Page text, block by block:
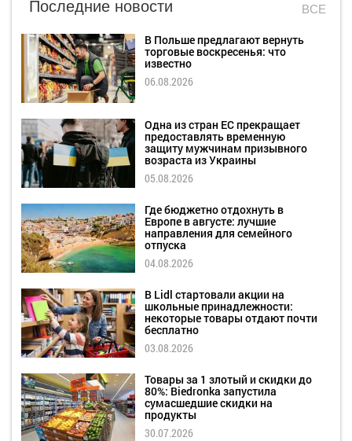
Последние новости ВСЕ
В Польше предлагают вернуть
торговые воскресенья: что
известно
06.08.2026
Одна из стран ЕС прекращает
предоставлять временную
защиту мужчинам призывного
возраста из Украины
05.08.2026
Где бюджетно отдохнуть в
Европе в августе: лучшие
направления для семейного
отпуска
04.08.2026
В Lidl стартовали акции на
школьные принадлежности:
некоторые товары отдают почти
бесплатно
03.08.2026
Товары за 1 злотый и скидки до
80%: Biedronka запустила
сумасшедшие скидки на
продукты
30.07.2026